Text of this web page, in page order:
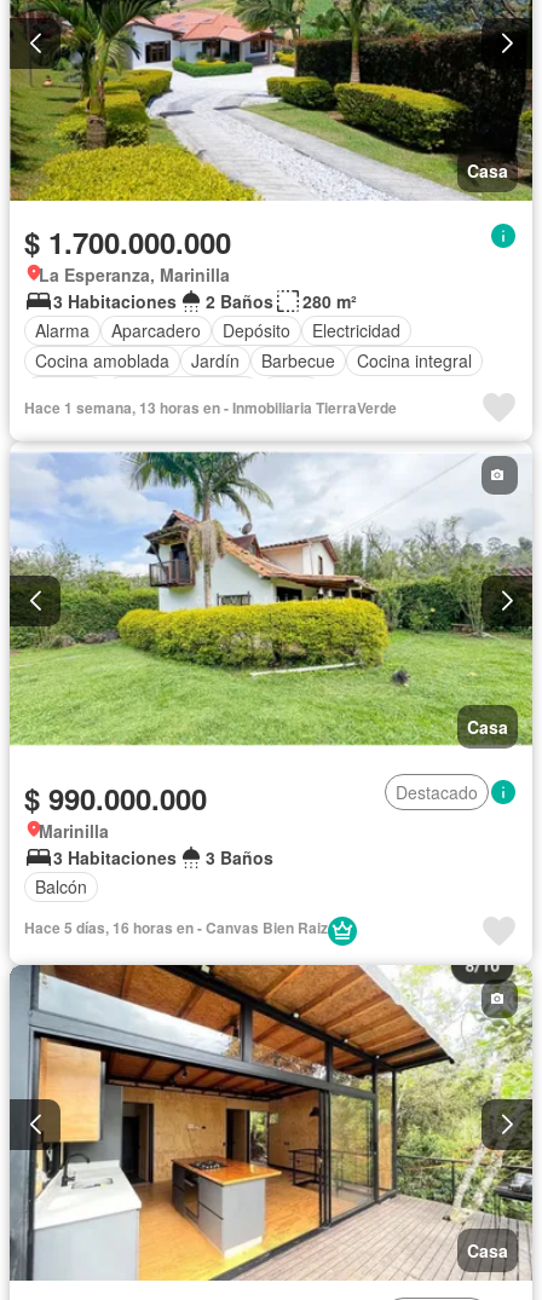
Casa
$ 1.700.000.000
La Esperanza, Marinilla
3 Habitaciones
2 Baños
280 m²
Alarma
Aparcadero Depósito
Electricidad
Cocina amoblada
Jardín Barbecue
Cocina integral
Hace 1 semana, 13 horas en - Inmobiliaria TierraVerde
Casa
$ 990.000.000
Destacado
Marinilla
3 Habitaciones
3 Baños
Balcón
Hace 5 días, 16 horas en - Canvas Bien Raiz
Casa